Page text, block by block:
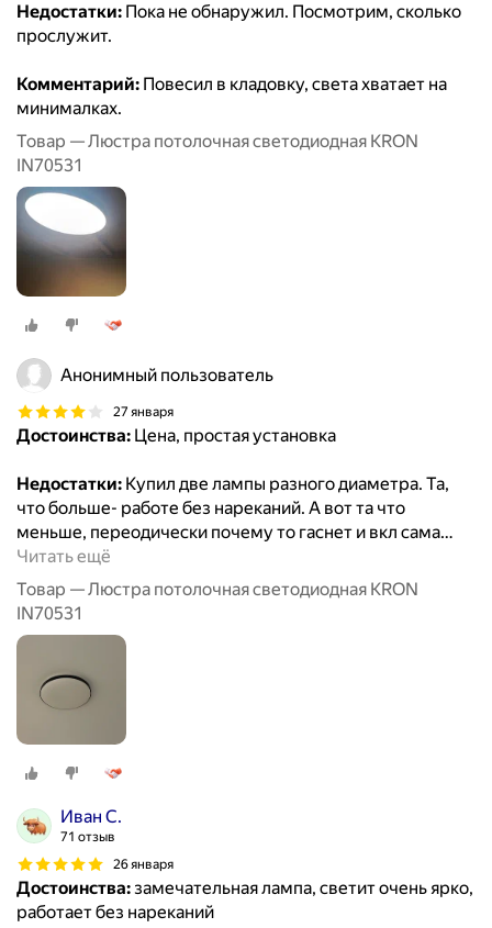
Недостатки: Пока не обнаружил. Посмотрим, сколько
прослужит.
Комментарий: Повесил в кладовку, света хватает на
минималках.
Товар — Люстра потолочная светодиодная KRON
IN70531
Анонимный пользователь
27 января
Достоинства: Цена, простая установка
Недостатки: Купил две лампы разного диаметра. Та,
что больше- работе без нареканий. А вот та что
меньше, переодически почему то гаснет и вкл сама…
Читать ещё
Товар — Люстра потолочная светодиодная KRON
IN70531
Иван С.
71 отзыв
26 января
Достоинства:замечательная лампа, светит очень ярко,
работает без нареканий